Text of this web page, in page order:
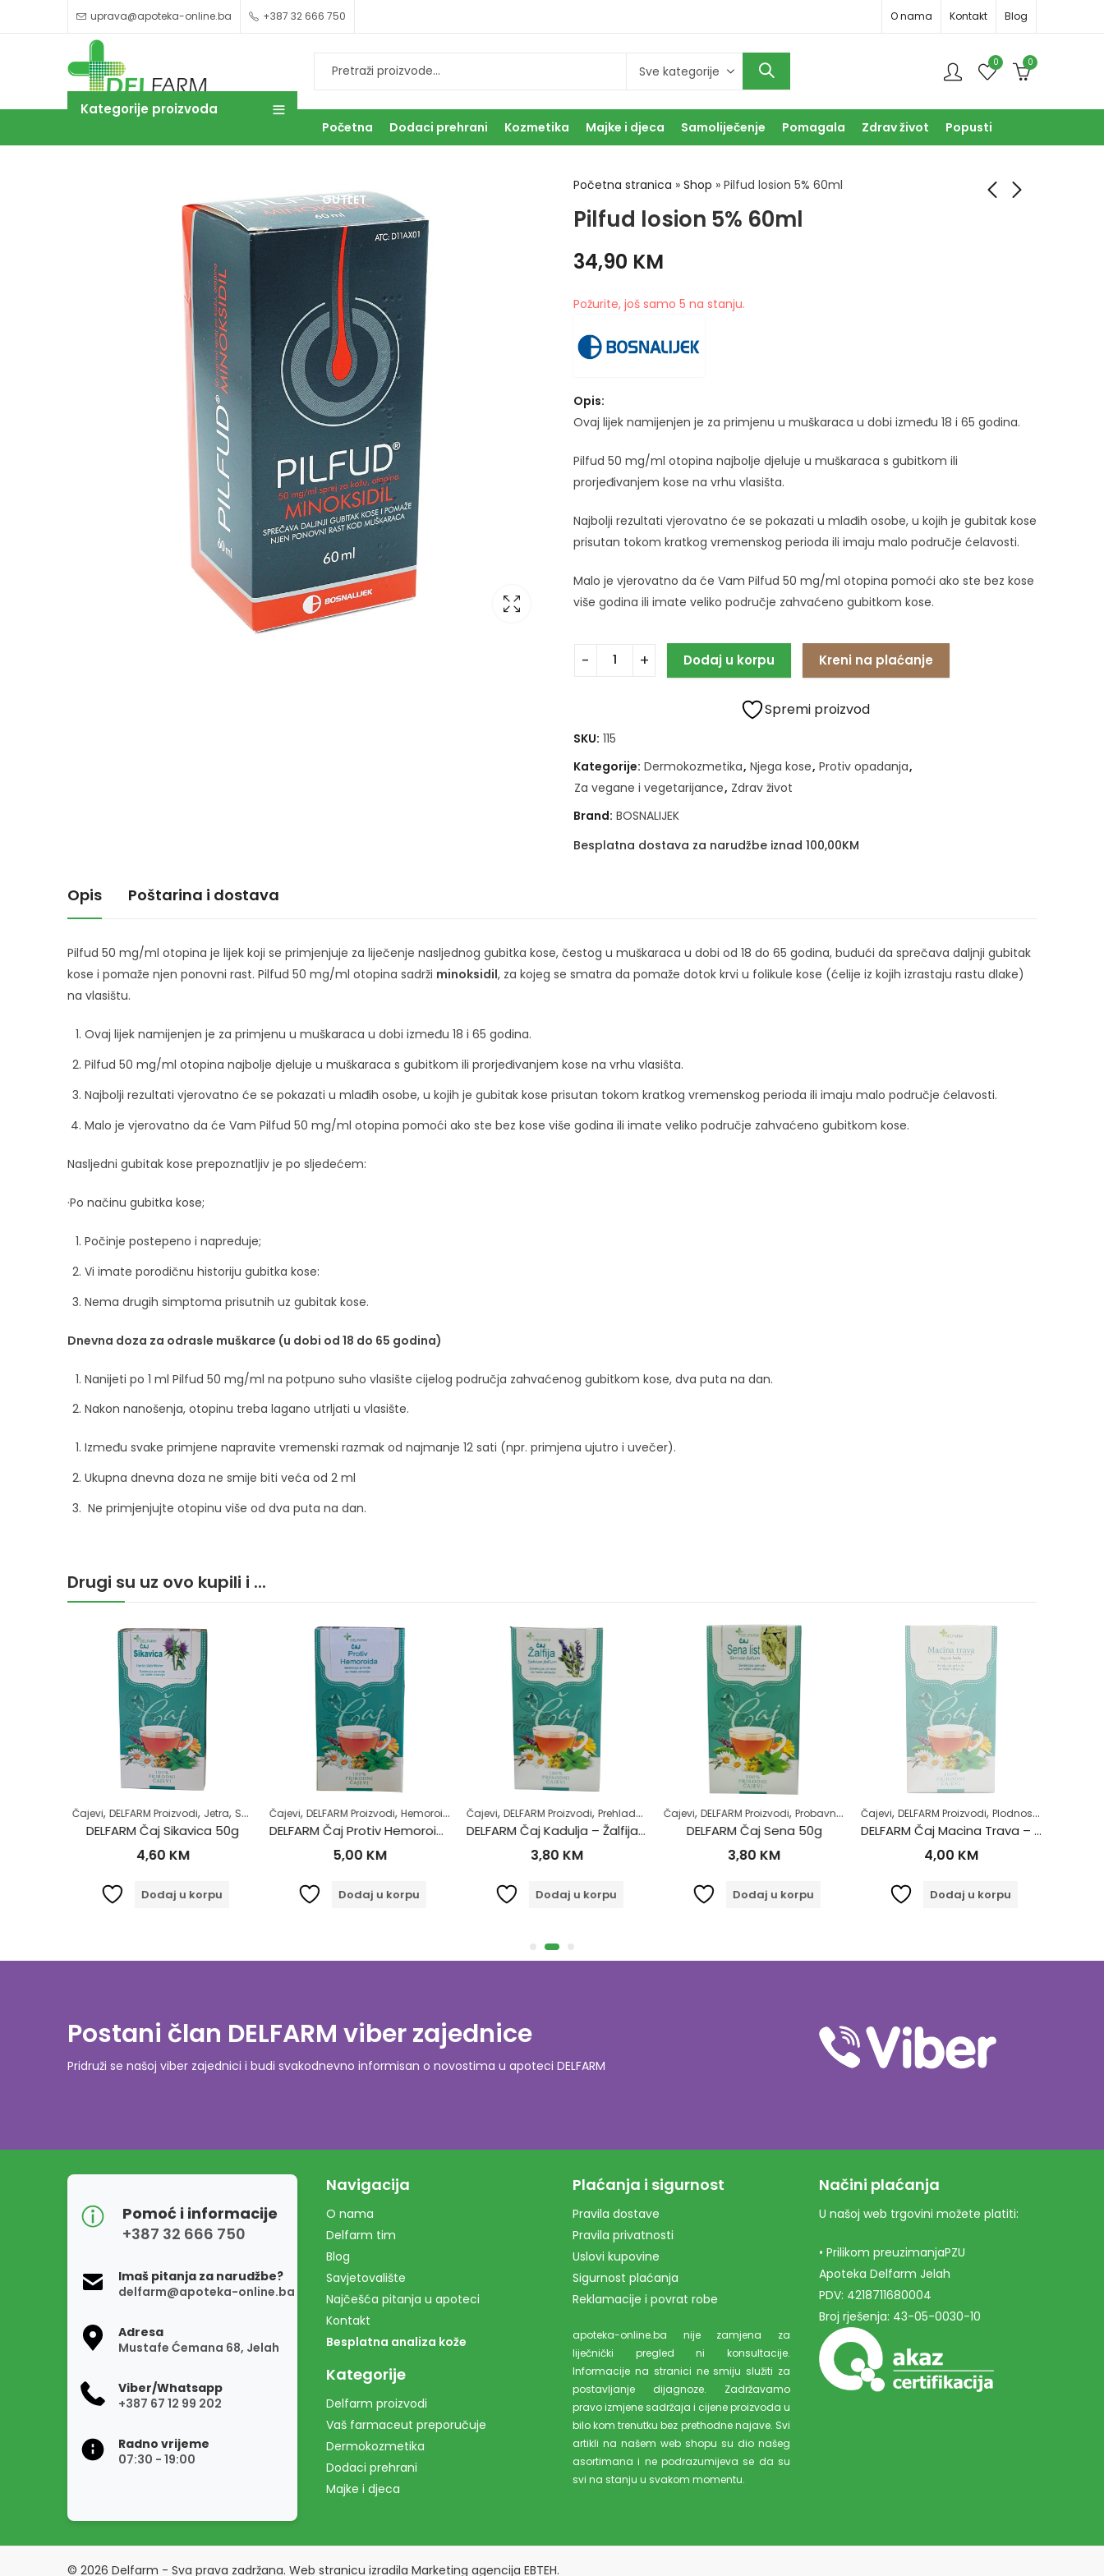
uprava@apoteka-online.ba +387 32 666 750 O nama Kontakt Blog
0 0
Kategorije proizvoda
Početna Dodaci prehrani Kozmetika Majke i djeca Samoliječenje Pomagala Zdrav život Popusti
OUTLET
Početna stranica » Shop » Pilfud losion 5% 60ml
Pilfud losion 5% 60ml
34,90 KM
Požurite, još samo 5 na stanju.
Opis:
Ovaj lijek namijenjen je za primjenu u muškaraca u dobi između 18 i 65 godina.
Pilfud 50 mg/ml otopina najbolje djeluje u muškaraca s gubitkom ili
prorjeđivanjem kose na vrhu vlasišta.
Najbolji rezultati vjerovatno će se pokazati u mlađih osobe, u kojih je gubitak kose
prisutan tokom kratkog vremenskog perioda ili imaju malo područje ćelavosti.
Malo je vjerovatno da će Vam Pilfud 50 mg/ml otopina pomoći ako ste bez kose
više godina ili imate veliko područje zahvaćeno gubitkom kose.
Dodaj u korpu Kreni na plaćanje
Spremi proizvod
SKU: 115
Kategorije: Dermokozmetika, Njega kose, Protiv opadanja,
Za vegane i vegetarijance, Zdrav život
Brand: BOSNALIJEK
Besplatna dostava za narudžbe iznad 100,00KM
Opis Poštarina i dostava
Pilfud 50 mg/ml otopina je lijek koji se primjenjuje za liječenje nasljednog gubitka kose, čestog u muškaraca u dobi od 18 do 65 godina, budući da sprečava daljnji gubitak
kose i pomaže njen ponovni rast. Pilfud 50 mg/ml otopina sadrži minoksidil, za kojeg se smatra da pomaže dotok krvi u folikule kose (ćelije iz kojih izrastaju rastu dlake)
na vlasištu.
Ovaj lijek namijenjen je za primjenu u muškaraca u dobi između 18 i 65 godina.
Pilfud 50 mg/ml otopina najbolje djeluje u muškaraca s gubitkom ili prorjeđivanjem kose na vrhu vlasišta.
Najbolji rezultati vjerovatno će se pokazati u mlađih osobe, u kojih je gubitak kose prisutan tokom kratkog vremenskog perioda ili imaju malo područje ćelavosti.
Malo je vjerovatno da će Vam Pilfud 50 mg/ml otopina pomoći ako ste bez kose više godina ili imate veliko područje zahvaćeno gubitkom kose.
Nasljedni gubitak kose prepoznatljiv je po sljedećem:
·Po načinu gubitka kose;
Počinje postepeno i napreduje;
Vi imate porodičnu historiju gubitka kose:
Nema drugih simptoma prisutnih uz gubitak kose.
Dnevna doza za odrasle muškarce (u dobi od 18 do 65 godina)
Nanijeti po 1 ml Pilfud 50 mg/ml na potpuno suho vlasište cijelog područja zahvaćenog gubitkom kose, dva puta na dan.
Nakon nanošenja, otopinu treba lagano utrljati u vlasište.
Između svake primjene napravite vremenski razmak od najmanje 12 sati (npr. primjena ujutro i uvečer).
Ukupna dnevna doza ne smije biti veća od 2 ml
Ne primjenjujte otopinu više od dva puta na dan.
Drugi su uz ovo kupili i ...
,Zdrav život
Čajevi,DELFARM Proizvodi,Jetra,Samoliječenje , Zdrav život
DELFARM Čaj Sikavica 50g
4,60KM
Dodaj u korpu
Čajevi,DELFARM Proizvodi,Hemoroidi , Samoliječenje,Zdrav život
DELFARM Čaj Protiv Hemoroida 50g
5,00KM
Dodaj u korpu
Čajevi,DELFARM Proizvodi,Prehlada i gripa ,Zdrav život,Zdravlje usne šupljine Zubobolja
DELFARM Čaj Kadulja – Žalfija 50g
3,80KM
Dodaj u korpu
Čajevi,DELFARM Proizvodi,Probavni sistem ,Regulacija stolice-zatvor,Samoliječenje
DELFARM Čaj Sena 50g
3,80KM
Dodaj u korpu
Čajevi,DELFARM Proizvodi,Plodnost ,
DELFARM Čaj Macina Trava – Očajnica 50g
4,00KM
Dodaj u korpu
Postani član DELFARM viber zajednice
Pridruži se našoj viber zajednici i budi svakodnevno informisan o novostima u apoteci DELFARM
Pomoć i informacije
+387 32 666 750
Imaš pitanja za narudžbe?
delfarm@apoteka-online.ba
Adresa
Mustafe Ćemana 68, Jelah
Viber/Whatsapp
+387 67 12 99 202
Radno vrijeme
07:30 - 19:00
Navigacija
O nama
Delfarm tim
Blog
Savjetovalište
Najčešća pitanja u apoteci
Kontakt
Besplatna analiza kože
Kategorije
Delfarm proizvodi
Vaš farmaceut preporučuje
Dermokozmetika
Dodaci prehrani
Majke i djeca
Plaćanja i sigurnost
Pravila dostave
Pravila privatnosti
Uslovi kupovine
Sigurnost plaćanja
Reklamacije i povrat robe
apoteka-online.ba nije zamjena za
liječnički pregled ni konsultacije.
Informacije na stranici ne smiju služiti za
postavljanje dijagnoze. Zadržavamo
pravo izmjene sadržaja i cijene proizvoda u
bilo kom trenutku bez prethodne najave. Svi
artikli na našem web shopu su dio našeg
asortimana i ne podrazumijeva se da su
svi na stanju u svakom momentu.
Načini plaćanja
U našoj web trgovini možete platiti:
• Prilikom preuzimanjaPZU
Apoteka Delfarm Jelah
PDV: 4218711680004
Broj rješenja: 43-05-0030-10
© 2026 Delfarm - Sva prava zadržana. Web stranicu izradila Marketing agencija EBTEH.